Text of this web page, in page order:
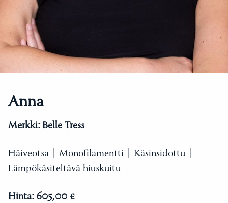
Anna
Merkki: Belle Tress
Häiveotsa | Monofilamentti | Käsinsidottu |
Lämpökäsiteltävä hiuskuitu
Hinta: 605,00 €